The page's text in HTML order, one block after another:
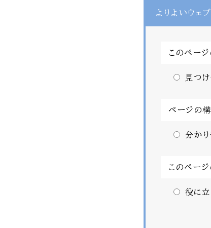
よりよいウェ
このペー
見つ
ページの
分か
このペー
役に立